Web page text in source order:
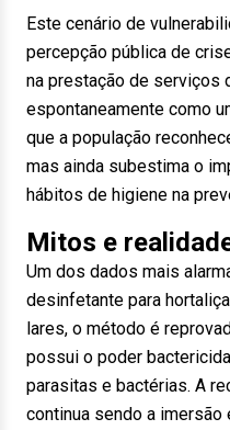
Este cenário de
percepção pública de
na prestação de serviços
espontaneamente como
que a população
mas ainda subestima o
hábitos de higiene na
Mitos e
Um dos dados mais
desinfetante para
lares, o método é
possui o poder
parasitas e bactérias. A
continua sendo a